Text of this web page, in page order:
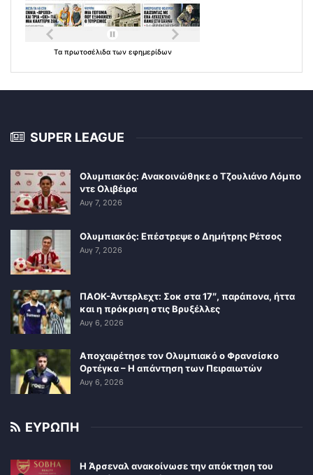
Τα πρωτοσέλιδα των εφημερίδων
SUPER LEAGUE
Ολυμπιακός: Ανακοινώθηκε ο Τζουλιάνο Λόμπο
ντε Ολιβέιρα
Αυγ 7, 2026
Ολυμπιακός: Επέστρεψε ο Δημήτρης Ρέτσος
Αυγ 7, 2026
ΠΑΟΚ-Άντερλεχτ: Σοκ στα 17″, παράπονα, ήττα
και η πρόκριση στις Βρυξέλλες
Αυγ 6, 2026
Αποχαιρέτησε τον Ολυμπιακό ο Φρανσίσκο
Ορτέγκα – Η απάντηση των Πειραιωτών
Αυγ 6, 2026
ΕΥΡΩΠΗ
Η Άρσεναλ ανακοίνωσε την απόκτηση του